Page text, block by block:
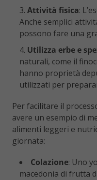
Attività fisica:
Anche semplici
possono fare una
Utilizza erbe e
naturali, come il
hanno proprietà
utilizzati per
Per facilitare il
avere un esempio di
alimenti leggeri e
giornata:
Colazione: Uno
macedonia di frutta